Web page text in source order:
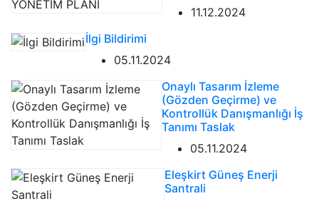
11.12.2024
İlgi Bildirimi
05.11.2024
Onaylı Tasarım İzleme
(Gözden Geçirme) ve
Kontrollük Danışmanlığı İş
Tanımı Taslak
05.11.2024
Eleşkirt Güneş Enerji
Santrali